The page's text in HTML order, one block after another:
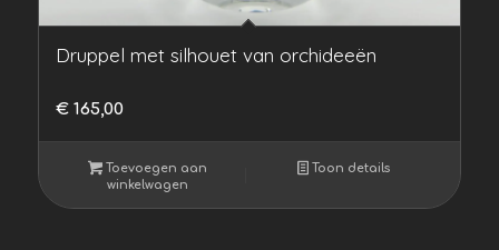
Druppel met silhouet van orchideeën
€165,00
Toevoegen aan
winkelwagen
Toon details